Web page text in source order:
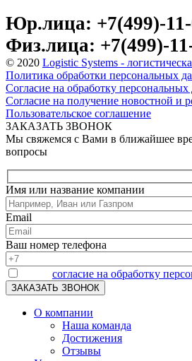
Юр.лица: +7(499)-11-
Физ.лица: +7(499)-
© 2020 Logistic Systems -
Политика обработки персональных
Согласие на обработку
Согласие на получение новостной и
Пользовательское соглашение
ЗАКАЗАТЬ ЗВОНОК
Мы свяжемся с Вами в ближайшее
вопросы
Имя или название компании
Email
Ваш номер телефона
согласие на обработку
О компании
Наша команда
Достижения
Отзывы